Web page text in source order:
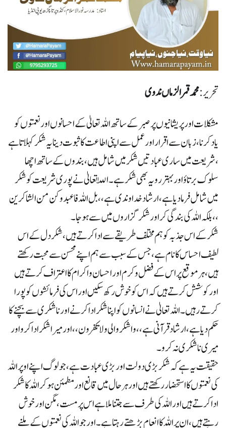
تحریر:محمد قمر الزماں ندوی
مشکلات اور پریشانیوں پر صبر کے ساتھ اللہ تعالیٰ کے احسانوں اور نعمتوں کو
یاد کرنا ،زبان سے اقرار اور عمل سے اپنی اطاعت کا ثبوت دینا یہ شکر کہلاتا ہے
،شریعت میں ساری عبادتیں شکر میں شامل ہیں ،بندوں کے ساتھ اچھا
سلوک برتاؤ اور بہتر رویہ بھی شکر ہے ۔ اللّٰہ تعالیٰ نے پوری شریعت کو شکر
میں شامل فرما دیا ہے ،ارشاد خداوندی ہے ،، بل اللہ فاعبد وکن من الشاکرین
،، بلکہ اللہ کی بندگی کر اور شکر گزاروں میں سے ہوجا ۔
شکر کے اس جذبہ کو ہم مختلف طریقے سے ادا کرتے ہیں ،شکر دل کے اس
لطیف احساس کا نام ہے ،جس کے سبب سے ہم اپنے محسن سے محبت رکھتے
ہیں ،ہر موقع پر اس کے فضل و کرم اور احسان و اکرام کا اعتراف کرتے ہیں
اور کوشش کرتے ہیں کہ اس کو خوش رکھ سکیں اور اس کی فرمائشوں کو پورا
کرتے رہیں ۔ اللہ تعالیٰ نے انسانوں کو اپنا شکر ادا کرنے اور ناشکری سے بچنے کا
حکم دیا ہے ،ارشاد قرآنی ہے ،،و اشکروا لی ولا تکفرون ،، اور میرا شکر ادا کرو اور
میری ناشکری نہ کرو ۔
حقیقت یہ ہے کہ شکر بڑی دولت اور بڑی عبادت ہے ،جو لوگ اپنے اوپر اللہ
کی نعمتوں کا استحضار رکھتے ہیں اور ہر حال میں قانع اور مطمئن ہوکر اللہ کا شکر
ادا کرتے ہیں اور اللہ کی طرف سےجتنا ملا ہے اس پر مست، مگن اور خوش
رہتے ہیں، ان پر اللہ کا انعام بڑھتے رہتا ہے ۔اور جو اللہ کی نعمتوں کے ملنے